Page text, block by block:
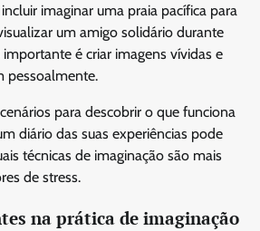
imaginar uma praia pacífica para
um amigo solidário durante
é criar imagens vívidas e
pessoalmente.
para descobrir o que funciona
diário das suas experiências pode
técnicas de imaginação são mais
de stress.
na prática de imaginação